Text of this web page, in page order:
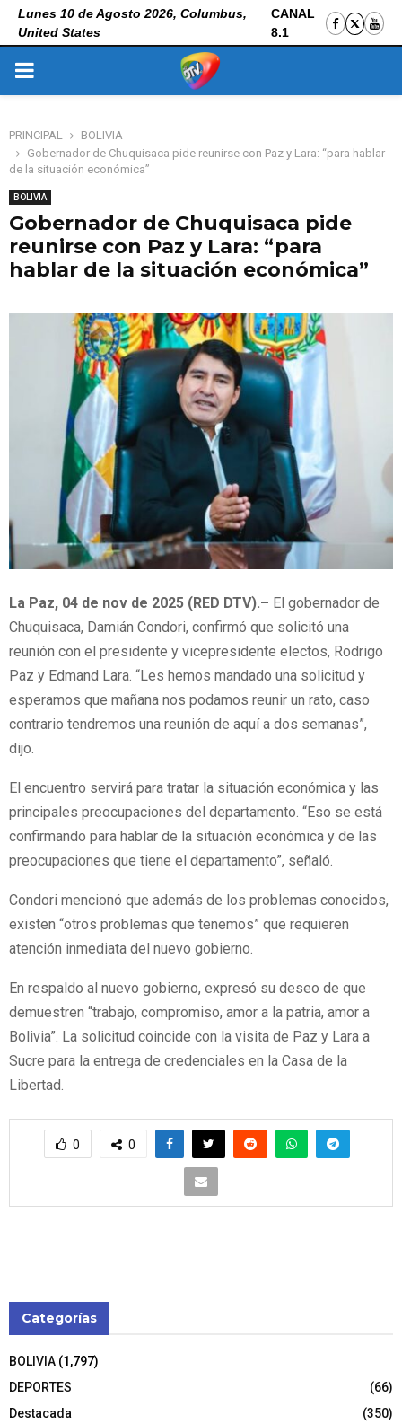
Lunes 10 de Agosto 2026, Columbus,
United States
CANAL
8.1
PRIMARY
PRINCIPAL
BOLIVIA
Gobernador de Chuquisaca pide reunirse con Paz y Lara: “para hablar
de la situación económica”
BOLIVIA
Gobernador de Chuquisaca pide
reunirse con Paz y Lara: “para
hablar de la situación económica”
La Paz, 04 de nov de 2025 (RED DTV).– El gobernador de
Chuquisaca, Damián Condori, confirmó que solicitó una
reunión con el presidente y vicepresidente electos, Rodrigo
Paz y Edmand Lara. “Les hemos mandado una solicitud y
esperamos que mañana nos podamos reunir un rato, caso
contrario tendremos una reunión de aquí a dos semanas”,
dijo.
El encuentro servirá para tratar la situación económica y las
principales preocupaciones del departamento. “Eso se está
confirmando para hablar de la situación económica y de las
preocupaciones que tiene el departamento”, señaló.
Condori mencionó que además de los problemas conocidos,
existen “otros problemas que tenemos” que requieren
atención inmediata del nuevo gobierno.
En respaldo al nuevo gobierno, expresó su deseo de que
demuestren “trabajo, compromiso, amor a la patria, amor a
Bolivia”. La solicitud coincide con la visita de Paz y Lara a
Sucre para la entrega de credenciales en la Casa de la
Libertad.
0 0
Categorías
BOLIVIA (1,797)
DEPORTES
(66)
Destacada
(350)